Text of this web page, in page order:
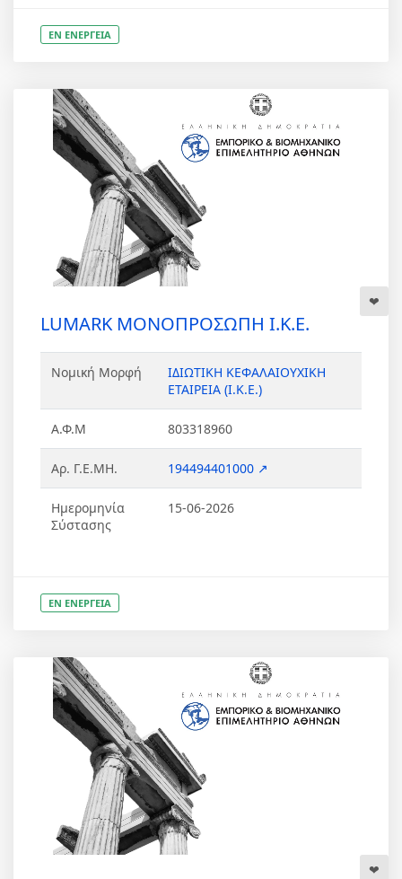
ΕΝ ΕΝΕΡΓΕΙΑ
LUMARK ΜΟΝΟΠΡΟΣΩΠΗ Ι.Κ.Ε.
Νομική Μορφή
ΙΔΙΩΤΙΚΗ ΚΕΦΑΛΑΙΟΥΧΙΚΗ
ΕΤΑΙΡΕΙΑ (Ι.Κ.Ε.)
Α.Φ.Μ 803318960
Αρ. Γ.Ε.ΜΗ. 194494401000 ↗
Ημερομηνία
Σύστασης
15-06-2026
ΕΝ ΕΝΕΡΓΕΙΑ